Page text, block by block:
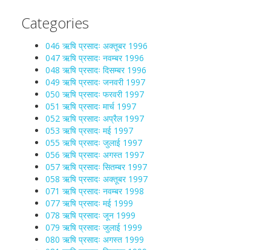
Categories
046 ऋषि प्रसादः अक्तूबर 1996
047 ऋषि प्रसादः नवम्बर 1996
048 ऋषि प्रसादः दिसम्बर 1996
049 ऋषि प्रसादः जनवरी 1997
050 ऋषि प्रसादः फरवरी 1997
051 ऋषि प्रसादः मार्च 1997
052 ऋषि प्रसादः अप्रैल 1997
053 ऋषि प्रसादः मई 1997
055 ऋषि प्रसादः जुलाई 1997
056 ऋषि प्रसादः अगस्त 1997
057 ऋषि प्रसादः सितम्बर 1997
058 ऋषि प्रसादः अक्तूबर 1997
071 ऋषि प्रसादः नवम्बर 1998
077 ऋषि प्रसादः मई 1999
078 ऋषि प्रसादः जून 1999
079 ऋषि प्रसादः जुलाई 1999
080 ऋषि प्रसादः अगस्त 1999